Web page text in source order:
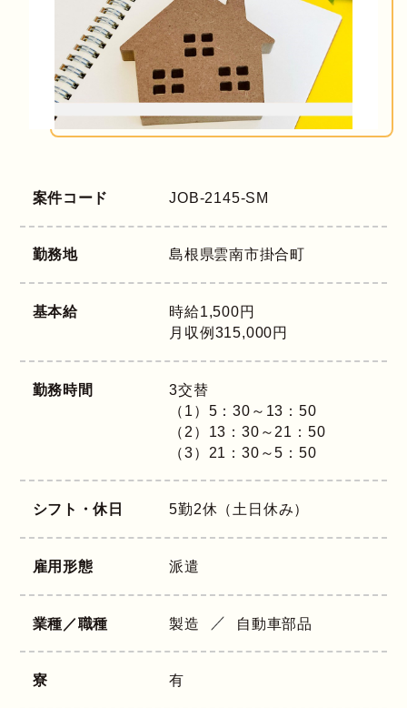
案件コード JOB-2145-SM
勤務地 島根県雲南市掛合町
基本給
時給1,500円
月収例315,000円
勤務時間
3交替
（1）5：30～13：50
（2）13：30～21：50
（3）21：30～5：50
シフト・休日 5勤2休（土日休み）
雇用形態 派遣
業種／職種 製造 自動車部品
寮 有